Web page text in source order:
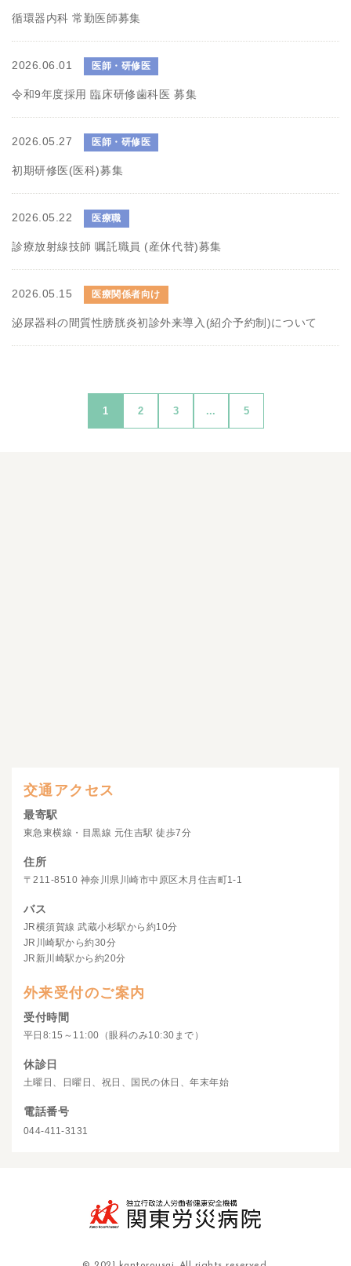
循環器内科 常勤医師募集
2026.06.01 医師・研修医
令和9年度採用 臨床研修歯科医 募集
2026.05.27 医師・研修医
初期研修医(医科)募集
2026.05.22 医療職
診療放射線技師 嘱託職員 (産休代替)募集
2026.05.15 医療関係者向け
泌尿器科の間質性膀胱炎初診外来導入(紹介予約制)について
1 2 3 ... 5
交通アクセス
最寄駅
東急東横線・目黒線 元住吉駅 徒歩7分
住所
〒211-8510 神奈川県川崎市中原区木月住吉町1-1
バス
JR横須賀線 武蔵小杉駅から約10分
JR川崎駅から約30分
JR新川崎駅から約20分
外来受付のご案内
受付時間
平日8:15～11:00（眼科のみ10:30まで）
休診日
土曜日、日曜日、祝日、国民の休日、年末年始
電話番号
044-411-3131